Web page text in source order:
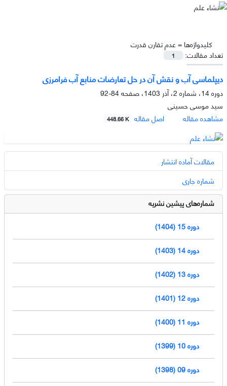
کلیدواژه‌ها =عدم تقارن قدرت
تعداد مقالات:
1
دیپلماسی آب و نقش آن در حل تعارضات منابع آب فرامرزی
دوره 14، شماره 2، آذر 1403، صفحه
84-92
سید موسی حسینی
مشاهده مقاله
اصل مقاله 448.66 K
مقالات آماده انتشار
شماره جاری
شماره‌های پیشین نشریه
دوره 15 (1404)
دوره 14 (1403)
دوره 13 (1402)
دوره 12 (1401)
دوره 11 (1400)
دوره 10 (1399)
دوره 09 (1398)